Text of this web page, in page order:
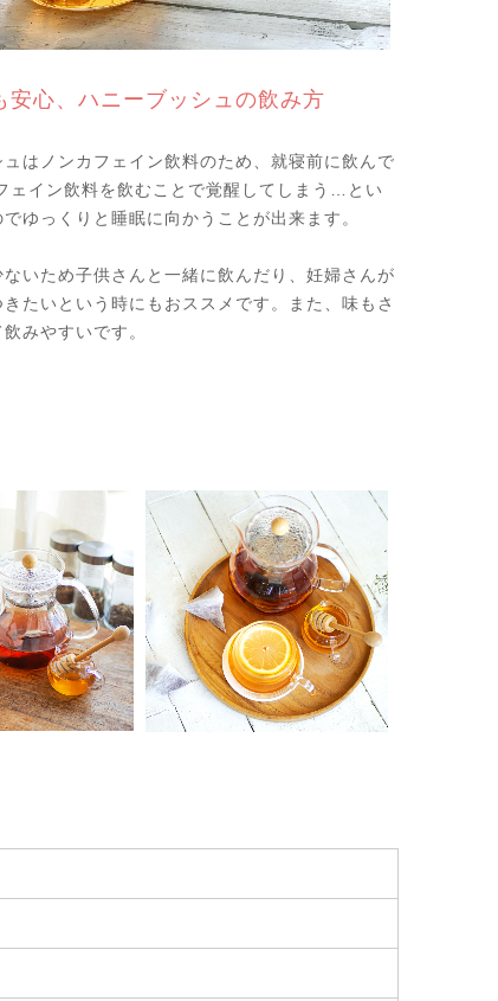
安心、ハニーブッシュの飲み方
はノンカフェイン飲料のため、就寝前に飲んで
ェイン飲料を飲むことで覚醒してしまう…とい
ゆっくりと睡眠に向かうことが出来ます。
ないため子供さんと一緒に飲んだり、妊婦さんが
たいという時にもおススメです。また、味もさ
みやすいです。